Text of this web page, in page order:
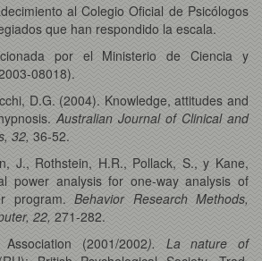
al Colegio Oficial de Psicólogos
que han respondido la escala.
por el Ministerio de Ciencia y
08018).
D.G. (2004). Knowledge, attitudes and
Australian Journal of Clinical and
32, 36-52.
J., Rothstein, H.R., Pollack, S., y Kane,
power analysis for one-way analysis of
program. Behavior Research Methods,
22, 271-282.
(2001/2002). La nature of